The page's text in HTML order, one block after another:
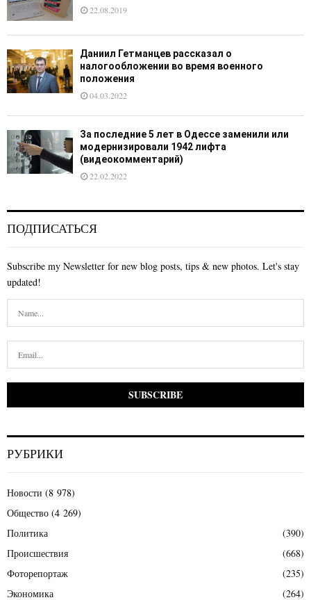
22.08.2019
Даниил Гетманцев рассказал о
налогообложении во время военного
положения
04.03.2022
За последние 5 лет в Одессе заменили или
модернизировали 1942 лифта
(видеокомментарий)
22.02.2022
ПОДПИСАТЬСЯ
Subscribe my Newsletter for new blog posts, tips & new photos. Let's stay
updated!
РУБРИКИ
Новости (8 978)
Общество (4 269)
Политика
(390)
Происшествия
(668)
Фоторепортаж
(235)
Экономика
(264)